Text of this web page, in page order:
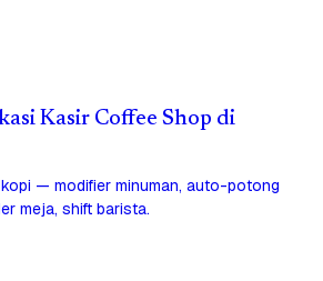
Kasir Coffee Shop di
— modifier minuman, auto-potong
meja, shift barista.